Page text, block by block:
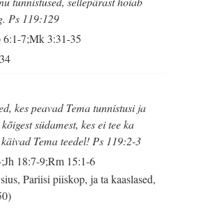
Ps 119:129
6:1-7;Mk 3:31-35
kes peavad Tema tunnistusi ja
südamest, kes ei tee ka
Tema teedel! Ps 119:2-3
18:7-9;Rm 15:1-6
Pariisi piiskop, ja ta kaaslased,